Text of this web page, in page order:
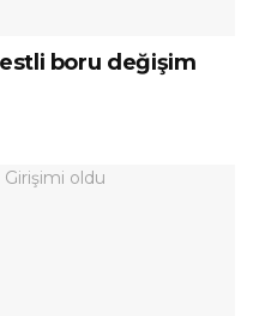
boru değişim